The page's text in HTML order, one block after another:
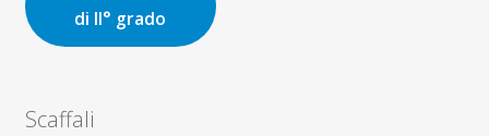
di II° grado
Scaffali